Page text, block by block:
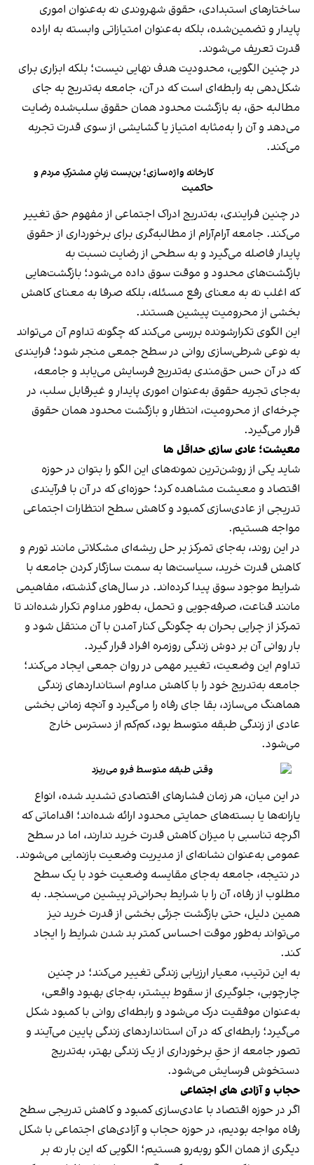
ساختارهای استبدادی، حقوق شهروندی نه به‌عنوان اموری
پایدار و تضمین‌شده، بلکه به‌عنوان امتیازاتی وابسته به اراده
قدرت تعریف می‌شوند.
در چنین الگویی، محدودیت هدف نهایی نیست؛ بلکه ابزاری برای
شکل‌دهی به رابطه‌ای است که در آن، جامعه به‌تدریج به جای
مطالبه حق، به بازگشت محدود همان حقوق سلب‌شده رضایت
می‌دهد و آن را به‌مثابه امتیاز یا گشایشی از سوی قدرت تجربه
می‌کند.
کارخانه واژه‌سازی؛ بن‌بست زبانِ مشترکِ مردم و
حاکمیت
در چنین فرایندی، به‌تدریج ادراک اجتماعی از مفهوم حق تغییر
می‌کند. جامعه آرام‌آرام از مطالبه‌گری برای برخورداری از حقوق
پایدار فاصله می‌گیرد و به سطحی از رضایت نسبت به
بازگشت‌های محدود و موقت سوق داده می‌شود؛ بازگشت‌هایی
که اغلب نه به معنای رفع مسئله، بلکه صرفا به معنای کاهش
بخشی از محرومیت پیشین هستند.
این الگوی تکرارشونده بررسی می‌کند که چگونه تداوم آن می‌تواند
به نوعی شرطی‌سازی روانی در سطح جمعی منجر شود؛ فرایندی
که در آن حس حق‌مندی به‌تدریج فرسایش می‌یابد و جامعه،
به‌جای تجربه حقوق به‌عنوان اموری پایدار و غیرقابل سلب، در
چرخه‌ای از محرومیت، انتظار و بازگشت محدود همان حقوق
قرار می‌گیرد.
معیشت؛ عادی سازی حداقل ها
شاید یکی از روشن‌ترین نمونه‌های این الگو را بتوان در حوزه
اقتصاد و معیشت مشاهده کرد؛ حوزه‌ای که در آن با فرآیندی
تدریجی از عادی‌سازی کمبود و کاهش سطح انتظارات اجتماعی
مواجه هستیم.
در این روند، به‌جای تمرکز بر حل ریشه‌ای مشکلاتی مانند تورم و
کاهش قدرت خرید، سیاست‌ها به سمت سازگار کردن جامعه با
شرایط موجود سوق پیدا کرده‌اند. در سال‌های گذشته، مفاهیمی
مانند قناعت، صرفه‌جویی و تحمل، به‌طور مداوم تکرار شده‌اند تا
تمرکز از چرایی بحران به چگونگی کنار آمدن با آن منتقل شود و
بار روانی آن بر دوش زندگی روزمره افراد قرار گیرد.
تداوم این وضعیت، تغییر مهمی در روان جمعی ایجاد می‌کند؛
جامعه به‌تدریج خود را با کاهش مداوم استانداردهای زندگی
هماهنگ می‌سازد، بقا جای رفاه را می‌گیرد و آنچه زمانی بخشی
عادی از زندگی طبقه متوسط بود، کم‌کم از دسترس خارج
می‌شود.
وقتی طبقه متوسط فرو می‌ریزد
در این میان، هر زمان فشارهای اقتصادی تشدید شده، انواع
یارانه‌ها یا بسته‌های حمایتی محدود ارائه شده‌اند؛ اقداماتی که
اگرچه تناسبی با میزان کاهش قدرت خرید ندارند، اما در سطح
عمومی به‌عنوان نشانه‌ای از مدیریت وضعیت بازنمایی می‌شوند.
در نتیجه، جامعه به‌جای مقایسه وضعیت خود با یک سطح
مطلوب از رفاه، آن را با شرایط بحرانی‌تر پیشین می‌سنجد. به
همین دلیل، حتی بازگشت جزئی بخشی از قدرت خرید نیز
می‌تواند به‌طور موقت احساس کمتر بد شدن شرایط را ایجاد
کند.
به این ترتیب، معیار ارزیابی زندگی تغییر می‌کند؛ در چنین
چارچوبی، جلوگیری از سقوط بیشتر، به‌جای بهبود واقعی،
به‌عنوان موفقیت درک می‌شود و رابطه‌ای روانی با کمبود شکل
می‌گیرد؛ رابطه‌ای که در آن استانداردهای زندگی پایین می‌آیند و
تصور جامعه از حقِ برخورداری از یک زندگی بهتر، به‌تدریج
دستخوش فرسایش می‌شود.
حجاب و آزادی های اجتماعی
اگر در حوزه اقتصاد با عادی‌سازی کمبود و کاهش تدریجی سطح
رفاه مواجه بودیم، در حوزه حجاب و آزادی‌های اجتماعی با شکل
دیگری از همان الگو روبه‌رو هستیم؛ الگویی که این بار نه بر